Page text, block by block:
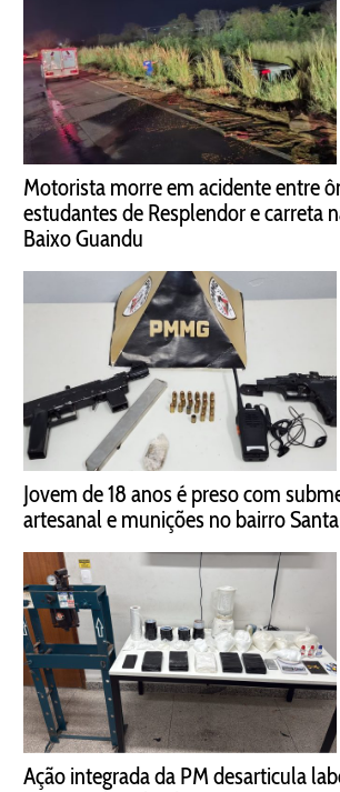
Motorista morre em acidente entre
estudantes de Resplendor e carreta
Baixo Guandu
Jovem de 18 anos é preso com
artesanal e munições no bairro
Ação integrada da PM desarticula